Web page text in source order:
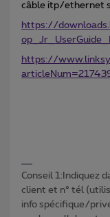
câble itp/ethernet
https://
https://
Conseil 1:Indiquez
client et n° tél
info spécifique/